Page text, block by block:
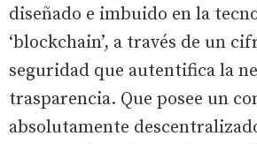
diseñado e imbuido en la
‘blockchain’, a través de un
seguridad que autentifica la
trasparencia. Que posee un
absolutamente